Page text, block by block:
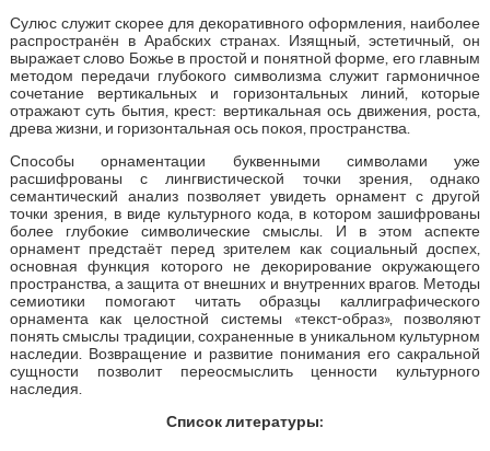
Сулюс служит скорее для декоративного оформления, наиболее
распространён в Арабских странах. Изящный, эстетичный, он
выражает слово Божье в простой и понятной форме, его главным
методом передачи глубокого символизма служит гармоничное
сочетание вертикальных и горизонтальных линий, которые
отражают суть бытия, крест: вертикальная ось движения, роста,
древа жизни, и горизонтальная ось покоя, пространства.
Способы орнаментации буквенными символами уже
расшифрованы с лингвистической точки зрения, однако
семантический анализ позволяет увидеть орнамент с другой
точки зрения, в виде культурного кода, в котором зашифрованы
более глубокие символические смыслы. И в этом аспекте
орнамент предстаёт перед зрителем как социальный доспех,
основная функция которого не декорирование окружающего
пространства, а защита от внешних и внутренних врагов. Методы
семиотики помогают читать образцы каллиграфического
орнамента как целостной системы «текст-образ», позволяют
понять смыслы традиции, сохраненные в уникальном культурном
наследии. Возвращение и развитие понимания его сакральной
сущности позволит переосмыслить ценности культурного
наследия.
Список литературы: